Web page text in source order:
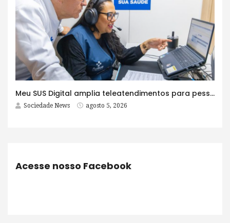
Meu SUS Digital amplia teleatendimentos para pessoas com problemas com jogos e apostas
Sociedade News agosto 5, 2026
Acesse nosso Facebook